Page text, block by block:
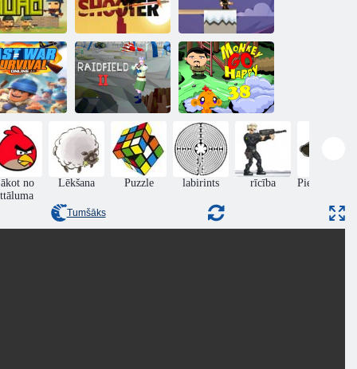
bloku
komanda
Tuksneša šāvēja Karavīru tilts
kara
tiešsaistē
Raidfield II
Monkey Go
Happy Stage 38
no
Lēkšana Puzzle labirints rīcība Piedzīvojumi
Tumšāks